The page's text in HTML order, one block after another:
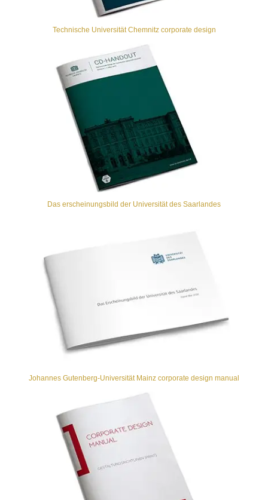
Technische Universität Chemnitz corporate design
Das erscheinungsbild der Universität des Saarlandes
Johannes Gutenberg-Universität Mainz corporate design manual